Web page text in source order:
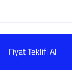
Fiyat Teklifi Al